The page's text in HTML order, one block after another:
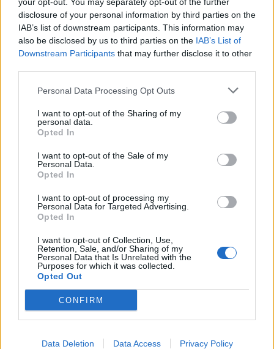
disclosure of your personal information by third parties on the
IAB’s list of downstream participants. This information may
also be disclosed by us to third parties on the IAB’s List of
Downstream Participants that may further disclose it to other
Personal Data Processing Opt Outs
I want to opt-out of the Sharing of my
personal data.
Opted In
I want to opt-out of the Sale of my
Personal Data.
Opted In
I want to opt-out of processing my
Personal Data for Targeted Advertising.
Opted In
I want to opt-out of Collection, Use,
Retention, Sale, and/or Sharing of my
Personal Data that Is Unrelated with the
Purposes for which it was collected.
Opted Out
CONFIRM
Data Deletion Data Access Privacy Policy